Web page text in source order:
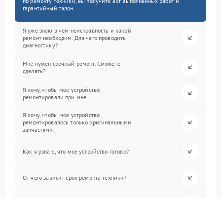
гарантийный талон.
Я уже знаю в чем неисправность и какой
ремонт необходим. Для чего проводить
диагностику?
Мне нужен срочный ремонт. Сможете
сделать?
Я хочу, чтобы мое устройство
ремонтировали при мне.
Я хочу, чтобы мое устройство
ремонтировалось только оригинальными
запчастями.
Как я узнаю, что мое устройство готово?
От чего зависит срок ремонта техники?